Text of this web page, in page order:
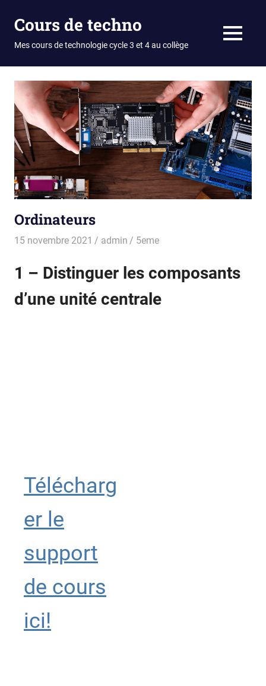
Cours de techno
Mes cours de technologie cycle 3 et 4 au collège MENU
Ordinateurs
15 novembre 2021 admin 5eme
1 – Distinguer les composants
d’une unité centrale
Télécharg
er le
support
de cours
ici!